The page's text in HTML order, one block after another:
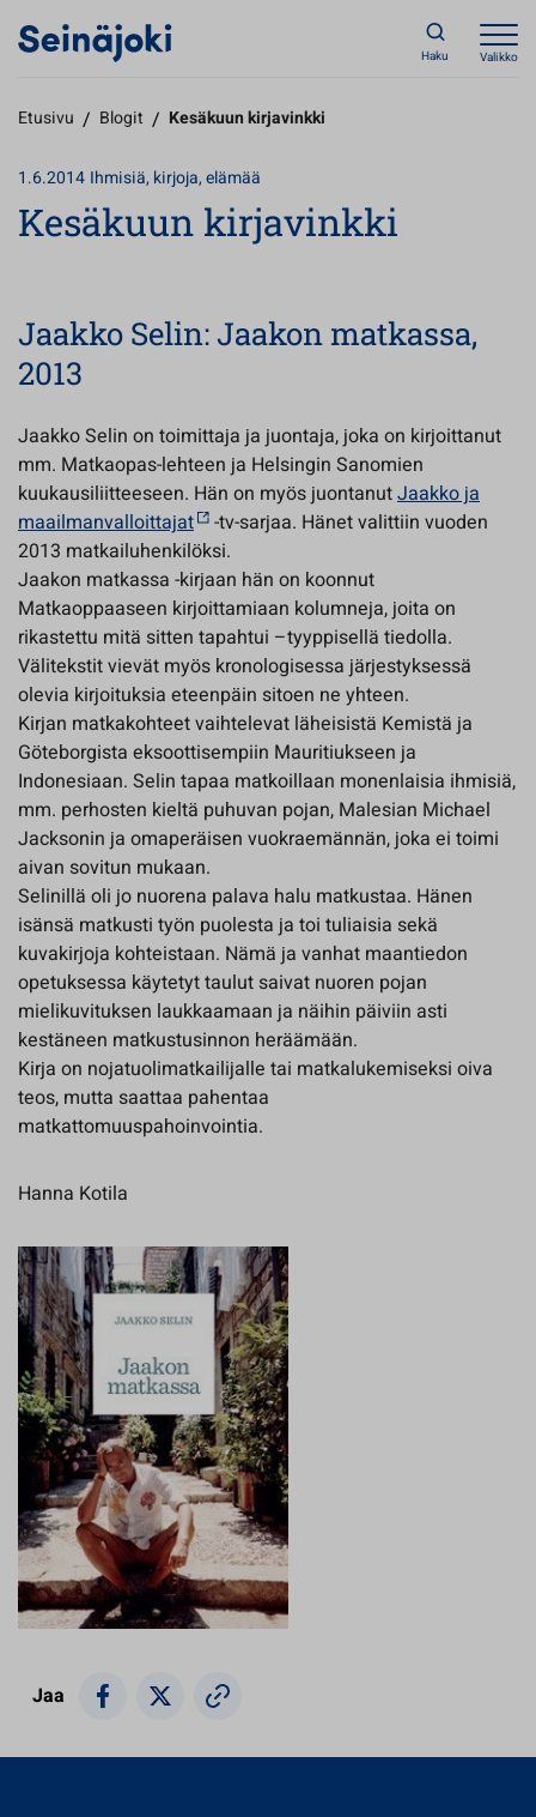
Haku Valikko
Etusivu / Blogit / Kesäkuun kirjavinkki
1.6.2014 Ihmisiä, kirjoja, elämää
Kesäkuun kirjavinkki
Jaakko Selin: Jaakon matkassa,
2013
Jaakko Selin on toimittaja ja juontaja, joka on kirjoittanut
mm. Matkaopas-lehteen ja Helsingin Sanomien
kuukausiliitteeseen. Hän on myös juontanutJaakko ja
maailmanvalloittajat
-tv-sarjaa. Hänet valittiin vuoden
2013 matkailuhenkilöksi.
Jaakon matkassa -kirjaan hän on koonnut
Matkaoppaaseen kirjoittamiaan kolumneja, joita on
rikastettu mitä sitten tapahtui –tyyppisellä tiedolla.
Välitekstit vievät myös kronologisessa järjestyksessä
olevia kirjoituksia eteenpäin sitoen ne yhteen.
Kirjan matkakohteet vaihtelevat läheisistä Kemistä ja
Göteborgista eksoottisempiin Mauritiukseen ja
Indonesiaan. Selin tapaa matkoillaan monenlaisia ihmisiä,
mm. perhosten kieltä puhuvan pojan, Malesian Michael
Jacksonin ja omaperäisen vuokraemännän, joka ei toimi
aivan sovitun mukaan.
Selinillä oli jo nuorena palava halu matkustaa. Hänen
isänsä matkusti työn puolesta ja toi tuliaisia sekä
kuvakirjoja kohteistaan. Nämä ja vanhat maantiedon
opetuksessa käytetyt taulut saivat nuoren pojan
mielikuvituksen laukkaamaan ja näihin päiviin asti
kestäneen matkustusinnon heräämään.
Kirja on nojatuolimatkailijalle tai matkalukemiseksi oiva
teos, mutta saattaa pahentaa
matkattomuuspahoinvointia.
Hanna Kotila
Jaa